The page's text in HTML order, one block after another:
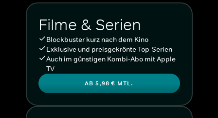
Filme & Serien
Blockbuster kurz nach dem Kino
Exklusive und preisgekrönte Top-Serien
Auch im günstigen Kombi-Abo mit Apple
TV
AB 5,98 € MTL.